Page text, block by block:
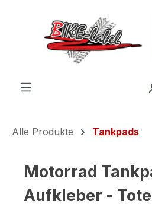
Zum Hauptinhalt springen
Alle Produkte Tankpads
Motorrad
Aufkleber -